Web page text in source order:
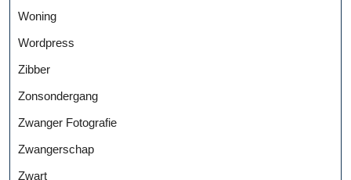
Woning
Wordpress
Zibber
Zonsondergang
Zwanger Fotografie
Zwangerschap
Zwart